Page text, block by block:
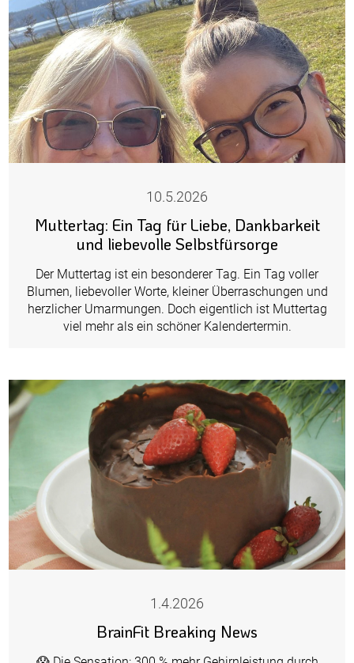
10.5.2026
Muttertag: Ein Tag für Liebe, Dankbarkeit
und liebevolle Selbstfürsorge
Der Muttertag ist ein besonderer Tag. Ein Tag voller
Blumen, liebevoller Worte, kleiner Überraschungen und
herzlicher Umarmungen. Doch eigentlich ist Muttertag
viel mehr als ein schöner Kalendertermin.
1.4.2026
BrainFit Breaking News